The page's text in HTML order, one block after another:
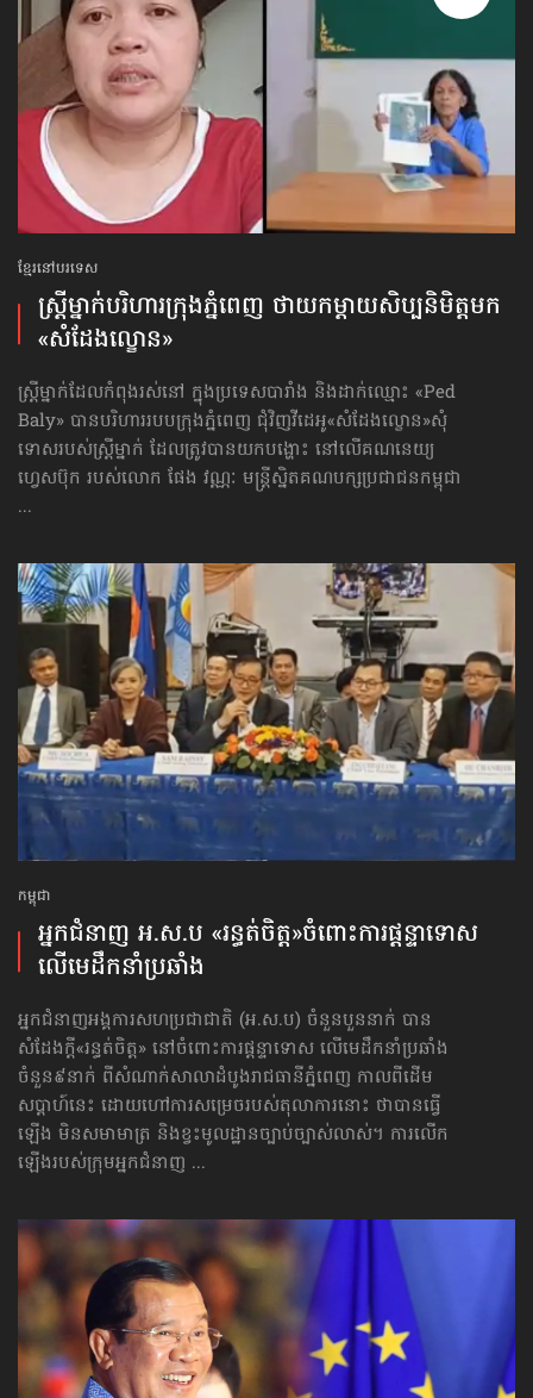
ខ្មែរនៅបរទេស
ស្ដ្រីម្នាក់បរិហារក្រុងភ្នំពេញ ថាយក​ម្ដាយសិប្បនិមិត្ត​មក​
«សំដែងល្ខោន»
ស្ត្រីម្នាក់ដែលកំពុងរស់នៅ ក្នុងប្រទេសបារាំង និងដាក់ឈ្មោះ​ «Ped
Baly» បានបរិហាររបបក្រុងភ្នំពេញ ជុំវិញ​វីដេអូ«សំដែងល្ខោន»​សុំ
ទោស​របស់ស្ត្រីម្នាក់ ដែលត្រូវបាន​យកបង្ហោះ នៅលើគណនេយ្យ
ហ្វេសប៊ុក របស់លោក ផែង វណ្ណៈ មន្ត្រីស្និតគណបក្សប្រជាជនកម្ពុជា
...
កម្ពុជា
អ្នកជំនាញ អ.ស.ប «រន្ធត់ចិត្ត»​ចំពោះ​ការផ្ដន្ទាទោស​
លើមេដឹកនាំប្រឆាំង
អ្នកជំនាញអង្គការសហប្រជាជាតិ (អ.ស.ប) ចំនួនបួននាក់ បាន
សំដែងក្ដី«រន្ធត់ចិត្ត» នៅចំពោះការផ្ដន្ទាទោស លើ​មេដឹកនាំប្រឆាំង​
ចំនួន៩នាក់ ពីសំណាក់សាលាដំបូងរាជធានីភ្នំពេញ កាលពីដើម
សប្ដាហ៍នេះ ដោយហៅការសម្រេច​របស់តុលាការនោះ ថាបានធ្វើ
ឡើង មិនសមាមាត្រ និងខ្វះមូលដ្ឋានច្បាប់ច្បាស់លាស់។ ការលើក
ឡើងរបស់ក្រុមអ្នកជំនាញ ...